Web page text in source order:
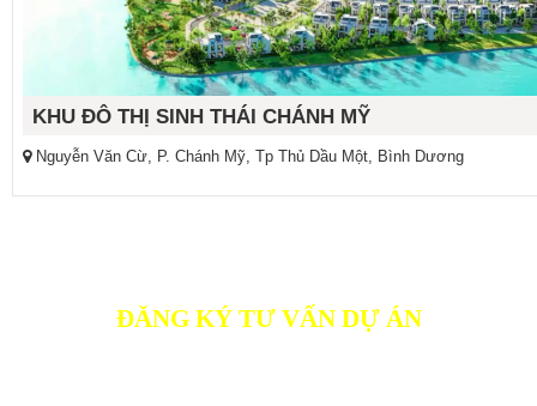
KHU ĐÔ THỊ SINH THÁI CHÁNH MỸ
Nguyễn Văn Cừ, P. Chánh Mỹ, Tp Thủ Dầu Một, Bình Dương
ĐĂNG KÝ TƯ VẤN DỰ ÁN